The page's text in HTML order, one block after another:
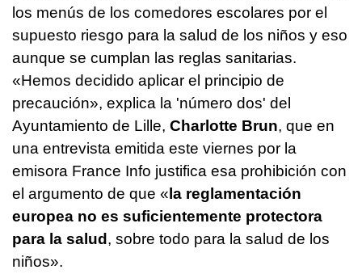
los menús de los comedores escolares por el
supuesto riesgo para la salud de los niños y eso
aunque se cumplan las reglas sanitarias.
«Hemos decidido aplicar el principio de
precaución», explica la 'número dos' del
Ayuntamiento de Lille, Charlotte Brun, que en
una entrevista emitida este viernes por la
emisora France Info justifica esa prohibición con
el argumento de que « la reglamentación
europea no es suficientemente protectora
para la salud , sobre todo para la salud de los
niños».